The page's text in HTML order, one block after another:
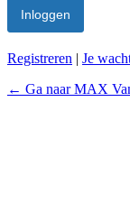
Registreren | Je
← Ga naar MAX